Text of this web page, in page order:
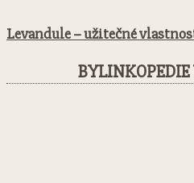
Levandule – užitečné